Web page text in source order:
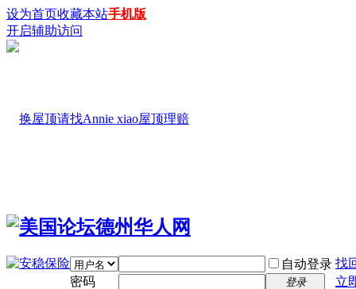
设为首页收藏本站手机版
开启辅助访问
自动登录 找
密码
登录
立